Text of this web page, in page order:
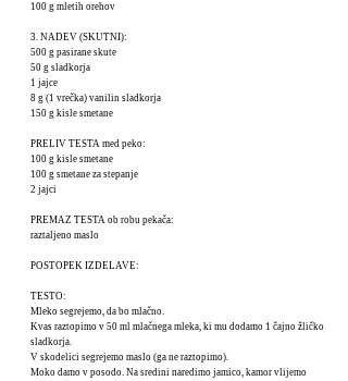
100 g mletih orehov
3. NADEV (SKUTNI):
500 g pasirane skute
50 g sladkorja
1 jajce
8 g (1 vrečka) vanilin sladkorja
150 g kisle smetane
PRELIV TESTA med peko:
100 g kisle smetane
100 g smetane za stepanje
2 jajci
PREMAZ TESTA ob robu pekača:
raztaljeno maslo
POSTOPEK IZDELAVE:
TESTO:
Mleko segrejemo, da bo mlačno.
Kvas raztopimo v 50 ml mlačnega mleka, ki mu dodamo 1 čajno žličko
sladkorja.
V skodelici segrejemo maslo (ga ne raztopimo).
Moko damo v posodo. Na sredini naredimo jamico, kamor vlijemo